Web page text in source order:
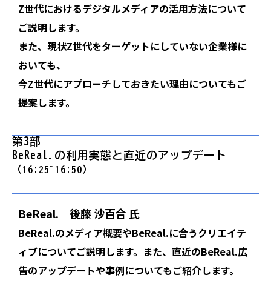
Z世代におけるデジタルメディアの活用方法について
ご説明します。
また、現状Z世代をターゲットにしていない企業様に
おいても、
今Z世代にアプローチしておきたい理由についてもご
提案します。
第3部
BeReal.の利用実態と直近のアップデート
（16:25~16:50）
BeReal. 後藤 沙百合 氏
BeReal.のメディア概要やBeReal.に合うクリエイテ
ィブについてご説明します。また、直近のBeReal.広
告のアップデートや事例についてもご紹介します。